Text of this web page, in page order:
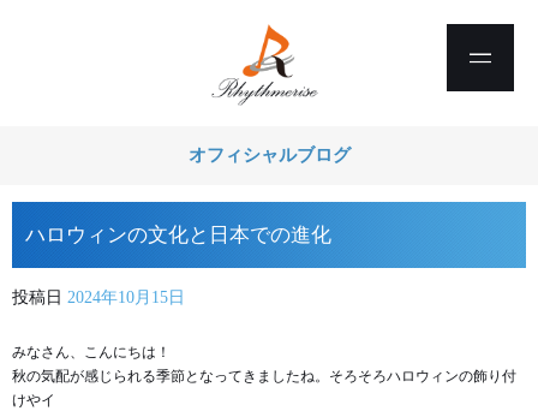
オフィシャルブログ
ハロウィンの文化と日本での進化
投稿日 2024年10月15日
みなさん、こんにちは！
秋の気配が感じられる季節となってきましたね。そろそろハロウィンの飾り付
けやイ